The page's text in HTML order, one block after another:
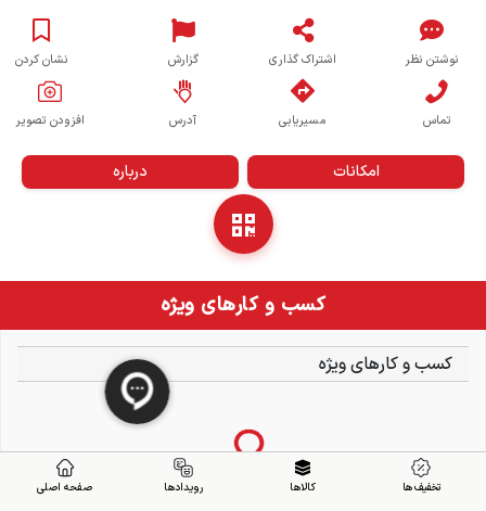
نوشتن نظر اشتراک گذاری گزارش نشان کردن
تماس مسیریابی آدرس افزودن تصویر
امکانات درباره
کسب و کارهای ویژه
کسب و کارهای ویژه
تخفیف ها کالاها رویدادها صفحه اصلی